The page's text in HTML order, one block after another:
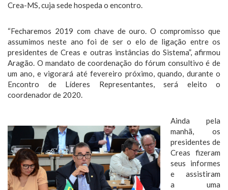
Crea-MS, cuja sede hospeda o encontro.
“Fecharemos 2019 com chave de ouro. O compromisso que
assumimos neste ano foi de ser o elo de ligação entre os
presidentes de Creas e outras instâncias do Sistema”, afirmou
Aragão. O mandato de coordenação do fórum consultivo é de
um ano, e vigorará até fevereiro próximo, quando, durante o
Encontro de Líderes Representantes, será eleito o
coordenador de 2020.
Ainda pela
manhã, os
presidentes de
Creas fizeram
seus informes
e assistiram
a uma